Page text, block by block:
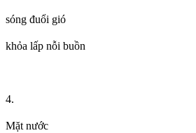
sóng đuổi gió
khỏa lấp nỗi buồn
4.
Mặt nước